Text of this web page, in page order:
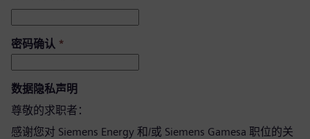
密码确认 *
数据隐私声明
尊敬的求职者：
感谢您对 Siemens Energy 和/或 Siemens Gamesa 职位的关